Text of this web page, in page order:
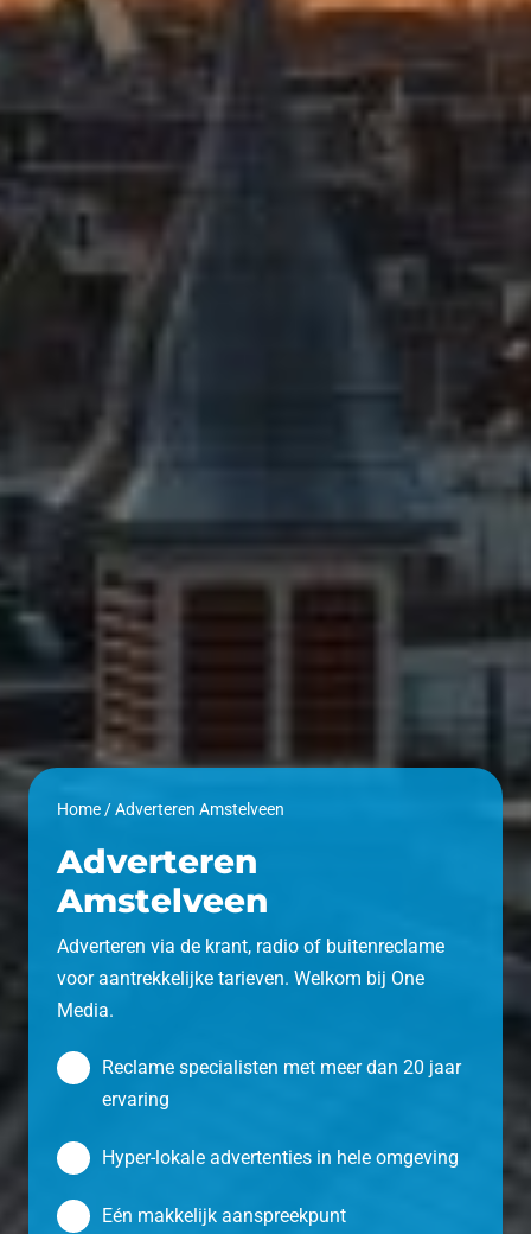
Home /Adverteren Amstelveen
Adverteren
Amstelveen
Adverteren via de krant, radio of buitenreclame
voor aantrekkelijke tarieven. Welkom bij One
Media.
Reclame specialisten met meer dan 20 jaar
ervaring
Hyper-lokale advertenties in hele omgeving
Eén makkelijk aanspreekpunt